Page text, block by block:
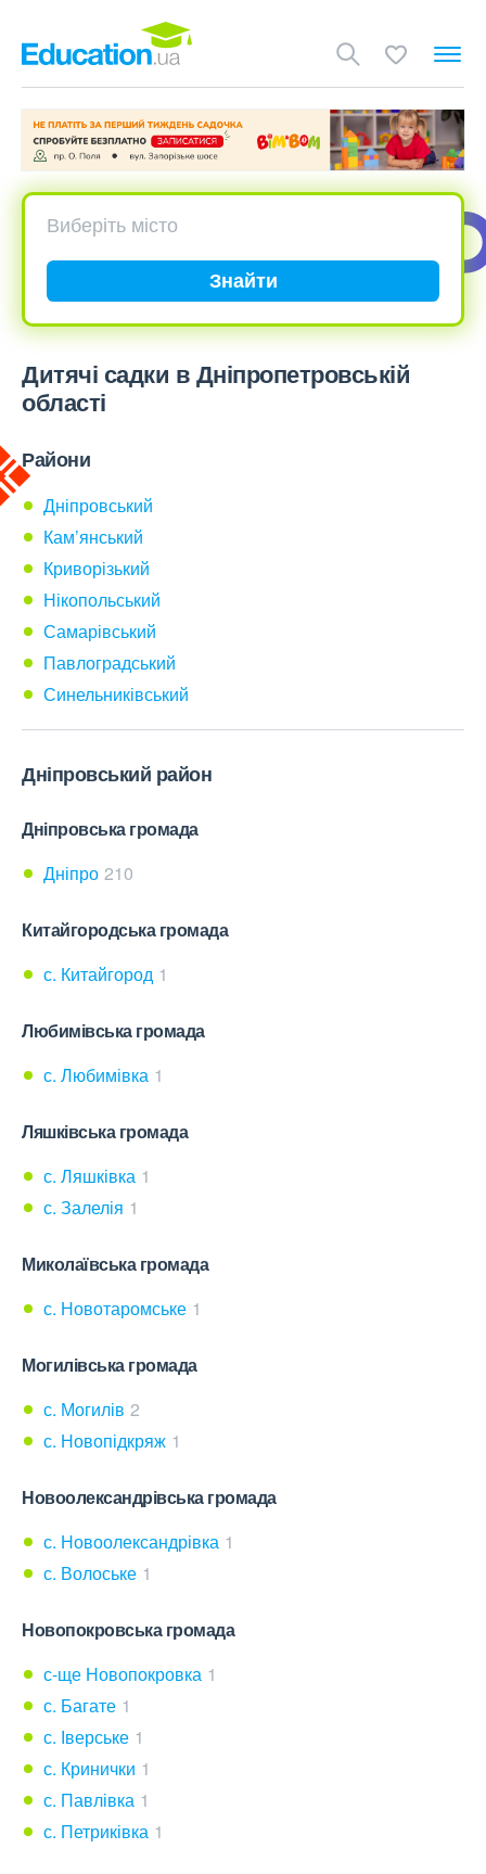
Знайти
Дитячі садки в Дніпропетровській
області
Райони
Дніпровський
Кам’янський
Криворізький
Нікопольський
Самарівський
Павлоградський
Синельниківський
Дніпровський район
Дніпровська громада
Дніпро 210
Китайгородська громада
с. Китайгород 1
Любимівська громада
с. Любимівка 1
Ляшківська громада
с. Ляшківка 1
с. Залелія 1
Миколаївська громада
с. Новотаромське 1
Могилівська громада
с. Могилів 2
с. Новопідкряж 1
Новоолександрівська громада
с. Новоолександрівка 1
с. Волоське 1
Новопокровська громада
с-ще Новопокровка 1
с. Багате 1
с. Іверське 1
с. Кринички 1
с. Павлівка 1
с. Петриківка 1